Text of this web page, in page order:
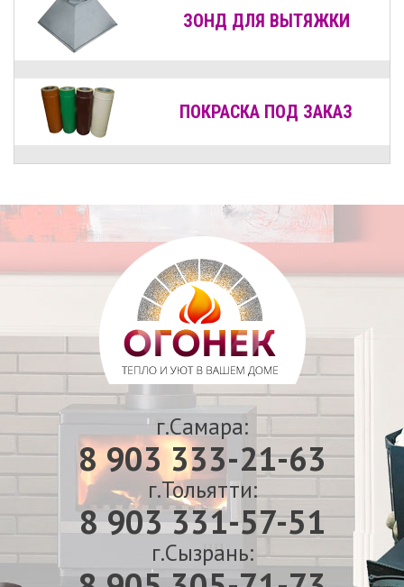
ЗОНД ДЛЯ ВЫТЯЖКИ
ПОКРАСКА ПОД ЗАКАЗ
г.Самара:
8 903 333-21-63
г.Тольятти:
8 903 331-57-51
г.Сызрань: